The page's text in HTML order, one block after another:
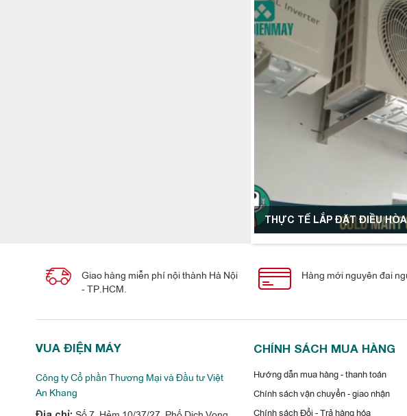
THỰC TẾ LẮP ĐẶT ĐIỀU
Giao hàng miễn phí nội thành Hà Nội
- TP.HCM.
Hàng mới nguyên đai
VUA ĐIỆN MÁY
Công ty Cổ phần Thương Mại và Đầu tư Việt
An Khang
CHÍNH SÁCH MUA HÀNG
Hướng dẫn mua hàng - thanh toán
Chính sách vận chuyển - giao nhận
Chính sách Đổi - Trả hàng hóa